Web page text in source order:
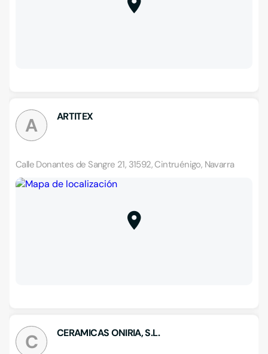
A ARTITEX
Calle Donantes de Sangre 21, 31592, Cintruénigo, Navarra
C CERAMICAS ONIRIA, S.L.